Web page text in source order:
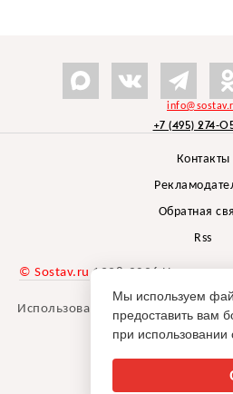
+7 (495) 274-
Контакты
Обратная
Rss
© Sostav.ru 1998-2026
агентства
Использование материалов
указании
Мы используем
предоставить вам
при использовании